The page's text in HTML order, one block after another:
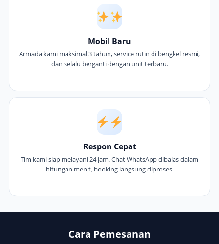
Mobil Baru
Armada kami maksimal 3 tahun, service rutin di bengkel resmi,
dan selalu berganti dengan unit terbaru.
Respon Cepat
Tim kami siap melayani 24 jam. Chat WhatsApp dibalas dalam
hitungan menit, booking langsung diproses.
Cara Pemesanan